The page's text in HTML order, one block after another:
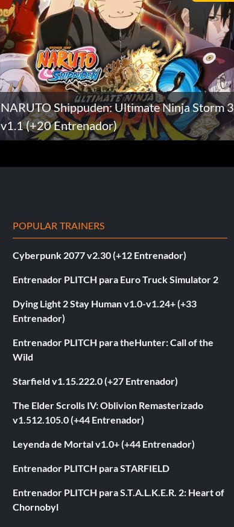
NARUTO Shippuden: Ultimate Ninja Storm 3
v1.1 (+20 Entrenador)
POPULAR TRAINERS
Cyberpunk 2077 v2.30 (+12 Entrenador)
Entrenador PLITCH para Euro Truck Simulator 2
Dying Light 2 Stay Human v1.0-v1.24+ (+33
Entrenador)
Entrenador PLITCH para theHunter: Call of the
Wild
Starfield v1.15.222.0 (+27 Entrenador)
The Elder Scrolls IV: Oblivion Remasterizado
v1.512.105.0 (+44 Entrenador)
Leyenda de Mortal v1.0+ (+44 Entrenador)
Entrenador PLITCH para STARFIELD
Entrenador PLITCH para S.T.A.L.K.E.R. 2: Heart of
Chornobyl